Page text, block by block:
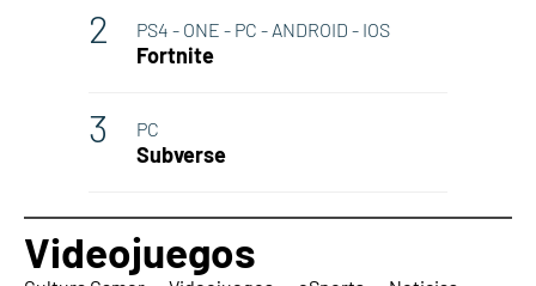
PS4 - ONE - PC - ANDROID - IOS
Fortnite
PC
Subverse
Videojuegos